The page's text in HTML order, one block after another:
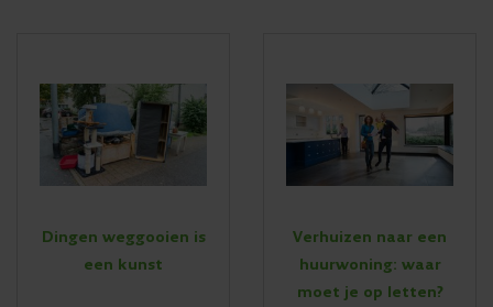
Dingen weggooien is
een kunst
Verhuizen naar een
huurwoning: waar
moet je op letten?